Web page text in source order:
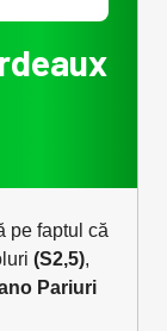
pe faptul că
(S2,5),
Pariuri